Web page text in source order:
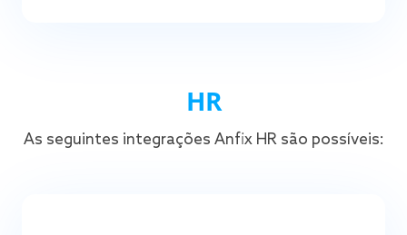
HR
As seguintes integrações Anfix HR são possíveis: